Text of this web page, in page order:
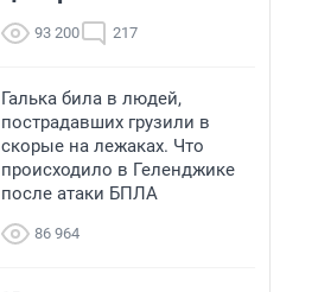
93 200 217
Галька била в людей,
пострадавших грузили в
скорые на лежаках. Что
происходило в Геленджике
после атаки БПЛА
86 964